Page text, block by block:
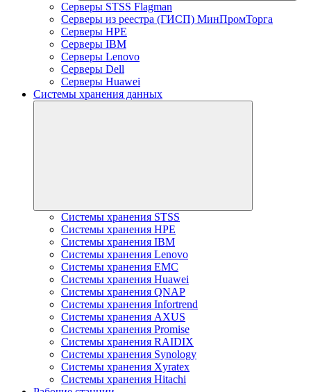
Серверы STSS Flagman
Серверы из реестра (ГИСП) МинПромТорга
Серверы HPE
Серверы IBM
Серверы Lenovo
Серверы Dell
Серверы Huawei
Системы хранения данных
Системы хранения STSS
Системы хранения HPE
Системы хранения IBM
Системы хранения Lenovo
Системы хранения EMC
Системы хранения Huawei
Системы хранения QNAP
Системы хранения Infortrend
Системы хранения AXUS
Системы хранения Promise
Системы хранения RAIDIX
Системы хранения Synology
Системы хранения Xyratex
Системы хранения Hitachi